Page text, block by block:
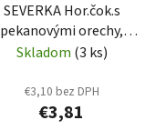
SEVERKA Hor.čok.s
pekanovými orechy,
pistáciemi 55g (9052)
Skladom (3 ks)
€3,10 bez DPH
€3,81